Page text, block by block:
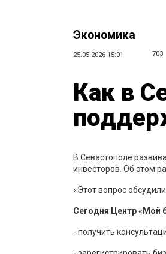
Экономика
25.05.2026 15:01 703
Как в
В Севастополе
инвесторов. Об этом
«Этот вопрос
Сегодня Центр «Мой
- получить